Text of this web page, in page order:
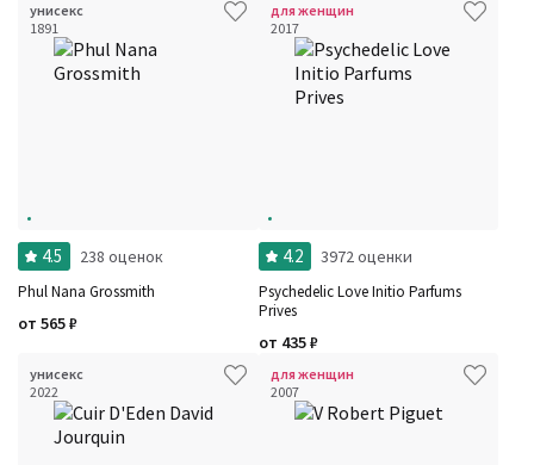
унисекс
1891
4.5 238 оценок
Phul Nana Grossmith
от 565₽
для женщин
2017
4.2 3972 оценки
Psychedelic Love Initio Parfums
Prives
от 435₽
унисекс
2022
для женщин
2007